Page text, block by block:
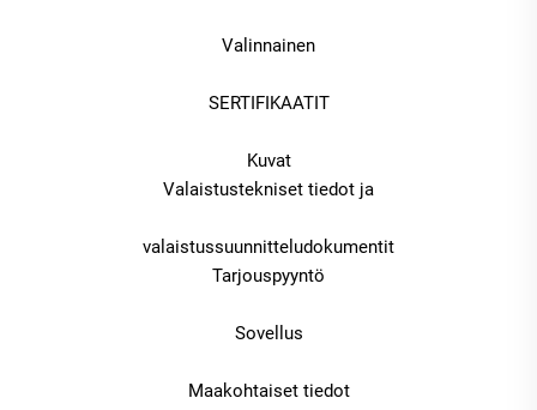
Valinnainen
SERTIFIKAATIT
Kuvat
Valaistustekniset tiedot ja
valaistussuunnitteludokumentit
Tarjouspyyntö
Sovellus
Maakohtaiset tiedot